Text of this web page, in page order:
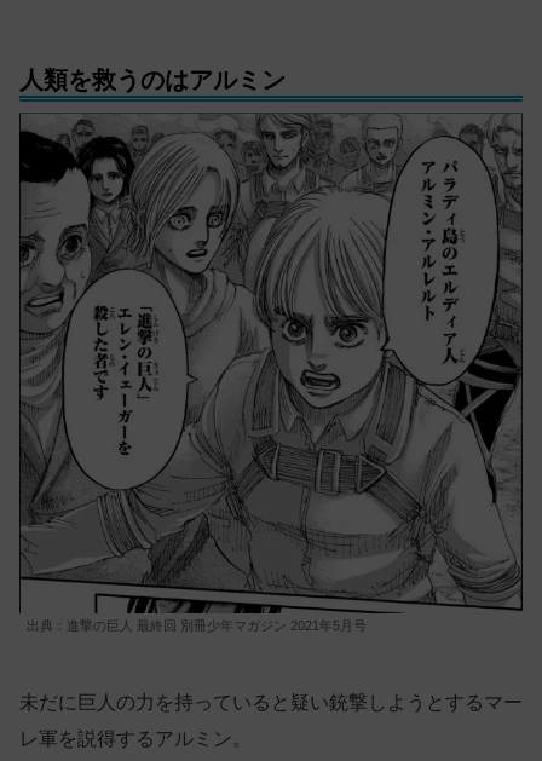
人類を救うのはアルミン
出典：進撃の巨人 最終回 別冊少年マガジン 2021年5月号
未だに巨人の力を持っていると疑い銃撃しようとするマー
レ軍を説得するアルミン。